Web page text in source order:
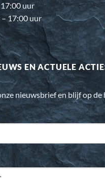
uur
17:00 uur
EN ACTUELE
nieuwsbrief en blijf op de